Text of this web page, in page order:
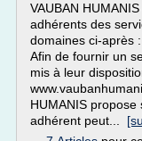
VAUBAN
adhérents des
domaines ci-après
Afin de fournir un
mis à leur
HUMANIS
adhérent peut...